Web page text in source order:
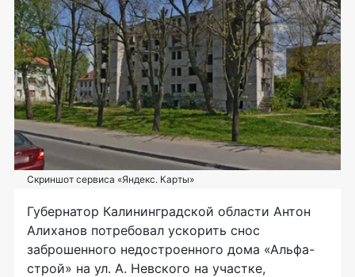
Скриншот сервиса «Яндекс. Карты»
Губернатор Калининградской области Антон
Алиханов потребовал ускорить снос
заброшенного недостроенного дома «Альфа-
строй» на ул. А. Невского на участке,